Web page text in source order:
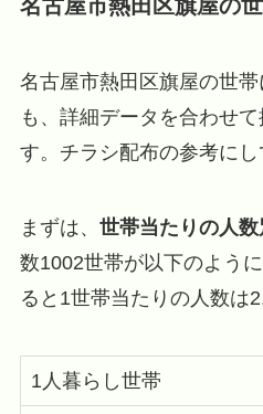
名古屋市熱田区旗屋の
名古屋市熱田区旗屋の世
も、詳細データを合わせ
す。チラシ配布の参考にし
まずは、 世帯当たりの人
数1002世帯が以下のよう
ると1世帯当たりの人数は
1人暮らし世帯